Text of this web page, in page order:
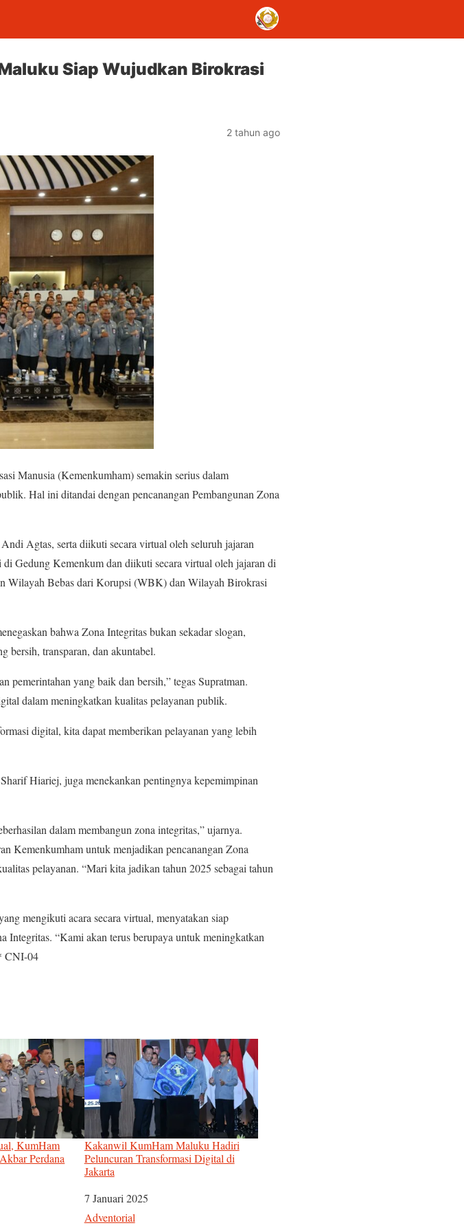
Siap Wujudkan Birokrasi
2 tahun ago
Manusia (Kemenkumham) semakin serius dalam
Hal ini ditandai dengan pencanangan Pembangunan Zona
Agtas, serta diikuti secara virtual oleh seluruh jajaran
Gedung Kemenkum dan diikuti secara virtual oleh jajaran di
Wilayah Bebas dari Korupsi (WBK) dan Wilayah Birokrasi
bahwa Zona Integritas bukan sekadar slogan,
bersih, transparan, dan akuntabel.
pemerintahan yang baik dan bersih,” tegas Supratman.
dalam meningkatkan kualitas pelayanan publik.
digital, kita dapat memberikan pelayanan yang lebih
Hiariej, juga menekankan pentingnya kepemimpinan
dalam membangun zona integritas,” ujarnya.
Kemenkumham untuk menjadikan pencanangan Zona
pelayanan. “Mari kita jadikan tahun 2025 sebagai tahun
mengikuti acara secara virtual, menyatakan siap
“Kami akan terus berupaya untuk meningkatkan
CNI-04
KumHam
Perdana
Kakanwil KumHam Maluku Hadiri
Peluncuran Transformasi Digital di
Jakarta
Tanggal
7 Januari 2025
Sehubungan dengan
Adventorial